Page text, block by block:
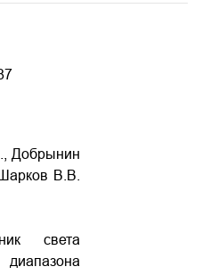
Добрынин
В.В.
света
диапазона